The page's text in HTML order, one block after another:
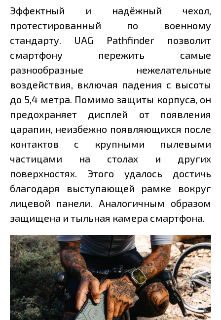
Эффектный и надёжный чехол,
протестированный по военному
стандарту. UAG Pathfinder позволит
смартфону пережить самые
разнообразные нежелательные
воздействия, включая падения с высоты
до 5,4 метра. Помимо защиты корпуса, он
предохраняет дисплей от появления
царапин, неизбежно появляющихся после
контактов с крупными пылевыми
частицами на столах и других
поверхностях. Этого удалось достичь
благодаря выступающей рамке вокруг
лицевой панели. Аналогичным образом
защищена и тыльная камера смартфона.